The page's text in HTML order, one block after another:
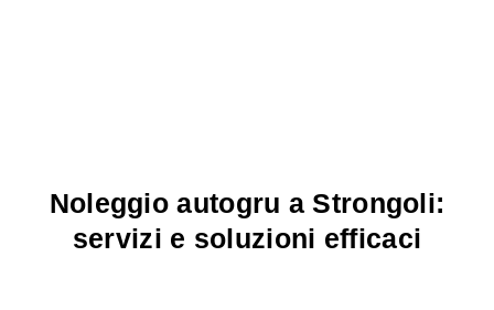
Noleggio autogru a Strongoli:
servizi e soluzioni efficaci